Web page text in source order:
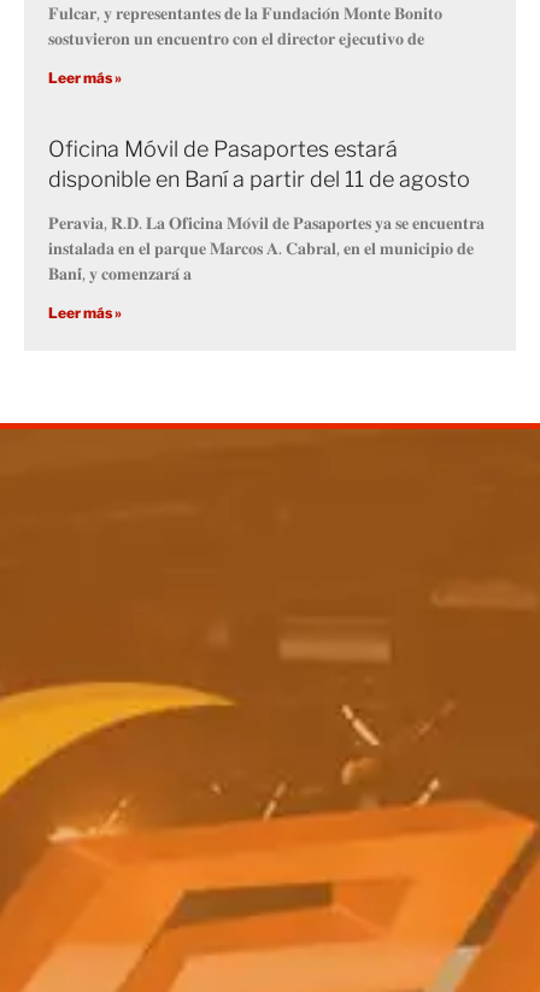
𝐅𝐮𝐥𝐜𝐚𝐫, 𝐲 𝐫𝐞𝐩𝐫𝐞𝐬𝐞𝐧𝐭𝐚𝐧𝐭𝐞𝐬 𝐝𝐞 𝐥𝐚 𝐅𝐮𝐧𝐝𝐚𝐜𝐢𝐨́𝐧 𝐌𝐨𝐧𝐭𝐞 𝐁𝐨𝐧𝐢𝐭𝐨
𝐬𝐨𝐬𝐭𝐮𝐯𝐢𝐞𝐫𝐨𝐧 𝐮𝐧 𝐞𝐧𝐜𝐮𝐞𝐧𝐭𝐫𝐨 𝐜𝐨𝐧 𝐞𝐥 𝐝𝐢𝐫𝐞𝐜𝐭𝐨𝐫 𝐞𝐣𝐞𝐜𝐮𝐭𝐢𝐯𝐨 𝐝𝐞
Leer más »
Oficina Móvil de Pasaportes estará
disponible en Baní a partir del 11 de agosto
𝐏𝐞𝐫𝐚𝐯𝐢𝐚, 𝐑.𝐃. 𝐋𝐚 𝐎𝐟𝐢𝐜𝐢𝐧𝐚 𝐌𝐨́𝐯𝐢𝐥 𝐝𝐞 𝐏𝐚𝐬𝐚𝐩𝐨𝐫𝐭𝐞𝐬 𝐲𝐚 𝐬𝐞 𝐞𝐧𝐜𝐮𝐞𝐧𝐭𝐫𝐚
𝐢𝐧𝐬𝐭𝐚𝐥𝐚𝐝𝐚 𝐞𝐧 𝐞𝐥 𝐩𝐚𝐫𝐪𝐮𝐞 𝐌𝐚𝐫𝐜𝐨𝐬 𝐀. 𝐂𝐚𝐛𝐫𝐚𝐥, 𝐞𝐧 𝐞𝐥 𝐦𝐮𝐧𝐢𝐜𝐢𝐩𝐢𝐨 𝐝𝐞
𝐁𝐚𝐧𝐢́, 𝐲 𝐜𝐨𝐦𝐞𝐧𝐳𝐚𝐫𝐚́ 𝐚
Leer más »